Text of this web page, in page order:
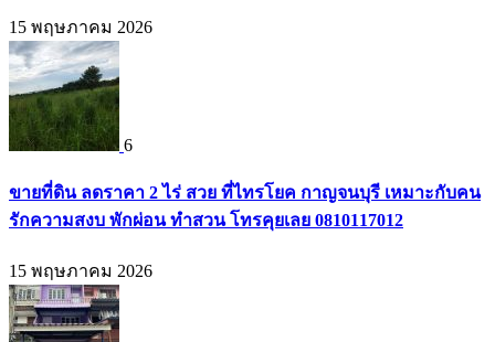
15 พฤษภาคม 2026
6
ขายที่ดิน ลดราคา 2 ไร่ สวย ที่ไทรโยค กาญจนบุรี เหมาะกับคน
รักความสงบ พักผ่อน ทำสวน โทรคุยเลย 0810117012
15 พฤษภาคม 2026